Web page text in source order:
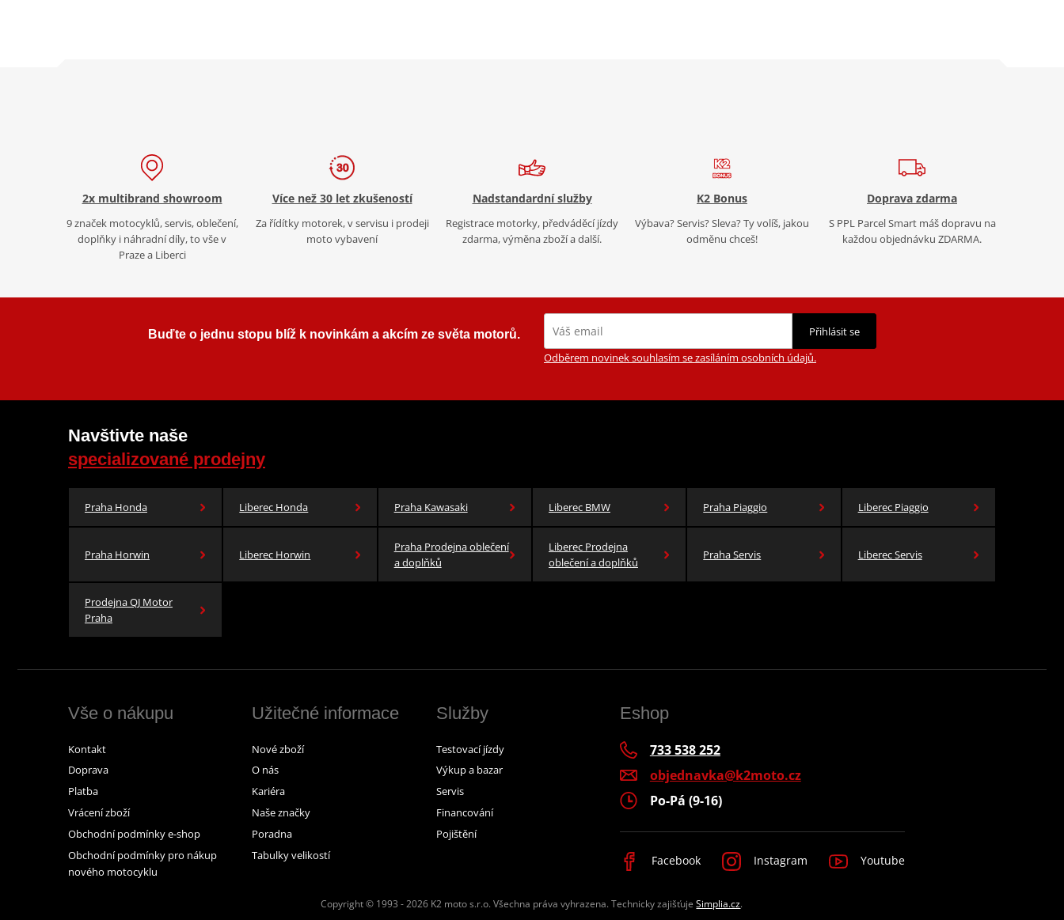
2x multibrand showroom
9 značek motocyklů, servis, oblečení,
doplňky i náhradní díly, to vše v
Praze a Liberci
Více než 30 let zkušeností
Za řídítky motorek, v servisu i prodeji
moto vybavení
Nadstandardní služby
Registrace motorky, předváděcí jízdy
zdarma, výměna zboží a další.
K2 Bonus
Výbava? Servis? Sleva? Ty volíš, jakou
odměnu chceš!
Doprava zdarma
S PPL Parcel Smart máš dopravu na
každou objednávku ZDARMA.
Buďte o jednu stopu blíž k novinkám a akcím ze světa motorů.
Přihlásit se
Odběrem novinek souhlasím se zasíláním osobních údajů.
Navštivte naše
specializované prodejny
Praha Honda Liberec Honda Praha Kawasaki Liberec BMW Praha Piaggio Liberec Piaggio
Praha Horwin Liberec Horwin
Praha Prodejna oblečení
a doplňků
Liberec Prodejna
oblečení a doplňků
Praha Servis Liberec Servis
Prodejna QJ Motor
Praha
Vše o nákupu
Kontakt
Doprava
Platba
Vrácení zboží
Obchodní podmínky e-shop
Obchodní podmínky pro nákup
nového motocyklu
Užitečné informace
Nové zboží
O nás
Kariéra
Naše značky
Poradna
Tabulky velikostí
Služby
Testovací jízdy
Výkup a bazar
Servis
Financování
Pojištění
Eshop
733 538 252
objednavka@k2moto.cz
Po-Pá (9-16)
Facebook Instagram Youtube
Copyright © 1993 - 2026 K2 moto s.r.o. Všechna práva vyhrazena. Technicky zajišťujeSimplia.cz.